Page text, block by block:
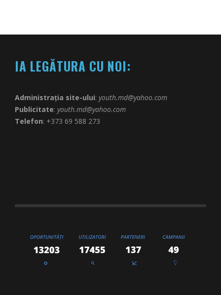
IA LEGĂTURA CU NOI:
Administrația site-ului: youth.md@yahoo.com
Publicitate: youth.md@yahoo.com
Telefon: +373 69 588 273